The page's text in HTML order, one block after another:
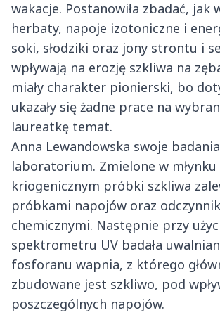
wakacje. Postanowiła zbadać, jak
herbaty, napoje izotoniczne i
soki, słodziki oraz jony strontu i
wpływają na erozję szkliwa na
miały charakter pionierski, bo
ukazały się żadne prace na
laureatkę temat.
Anna Lewandowska swoje
laboratorium. Zmielone w młynku
kriogenicznym próbki szkliwa
próbkami napojów oraz
chemicznymi. Następnie przy
spektrometru UV badała
fosforanu wapnia, z którego
zbudowane jest szkliwo, pod
poszczególnych napojów.